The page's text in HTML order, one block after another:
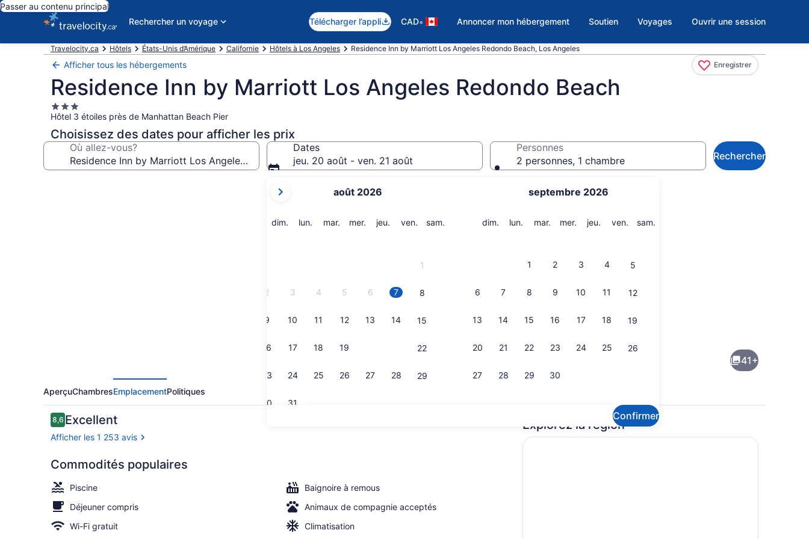
Passer au contenu principal
Rechercher un voyage
Télécharger l’appli CAD• Annoncer mon hébergement Soutien Voyages Ouvrir une session
Travelocity.ca Hôtels États-Unis d’Amérique Californie Hôtels à Los Angeles Residence Inn by Marriott Los Angeles Redondo Beach, Los Angeles
Afficher tous les hébergements Enregistrer
Residence Inn by Marriott Los Angeles Redondo Beach
Hébergement
3.0 étoiles
Hôtel 3 étoiles près de Manhattan Beach Pier
Choisissez des dates pour afficher les prix
Où allez-vous?
Dates
jeu. 20 août - ven. 21 août
mois
sont
août 2026
dim. dimanche
lun. lundimar. mardi
mer. mercredi
jeu. jeudiven. vendredi
sam.
1
2 3 4 5 6 7 8
9 10 11 12 13 14 15
16 17 18 19 22
23 24 25 26 27 28 29
30 31
septembre 2026
dim. dimanche
lun. lundimar. mardi
mer. mercredi
jeu. jeudiven. vendredi
sam.
1 2 3 4 5
6 7 8 9 10 11 12
13 14 15 16 17 18 19
20 21 22 23 24 25 26
27 28 29 30
Confirmer
Personnes
2 personnes, 1 chambre
Rechercher
Beach
Commodité de l’hébergement
Piscine extérieure, accès possible de 8 h à 22 h, parasols
41+
AperçuChambresEmplacementPolitiques
Avis
8,68,6 sur 10 –
Excellent
Afficher les 1 253 avis
Commodités populaires
Piscine
Baignoire à remous
Déjeuner compris
Animaux de compagnie acceptés
Wi-Fi gratuit
Climatisation
Explorez la région